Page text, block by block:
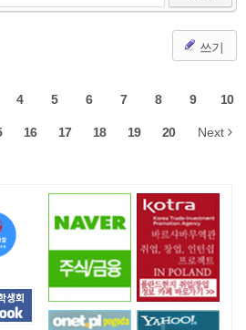
쓰기
4 5 6 7 8 9 10
16 17 18 19 20 Next